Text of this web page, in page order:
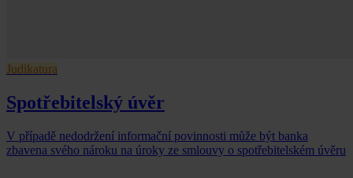
Judikatura
Spotřebitelský úvěr
V případě nedodržení informační povinnosti může být banka
zbavena svého nároku na úroky ze smlouvy o spotřebitelském úvěru